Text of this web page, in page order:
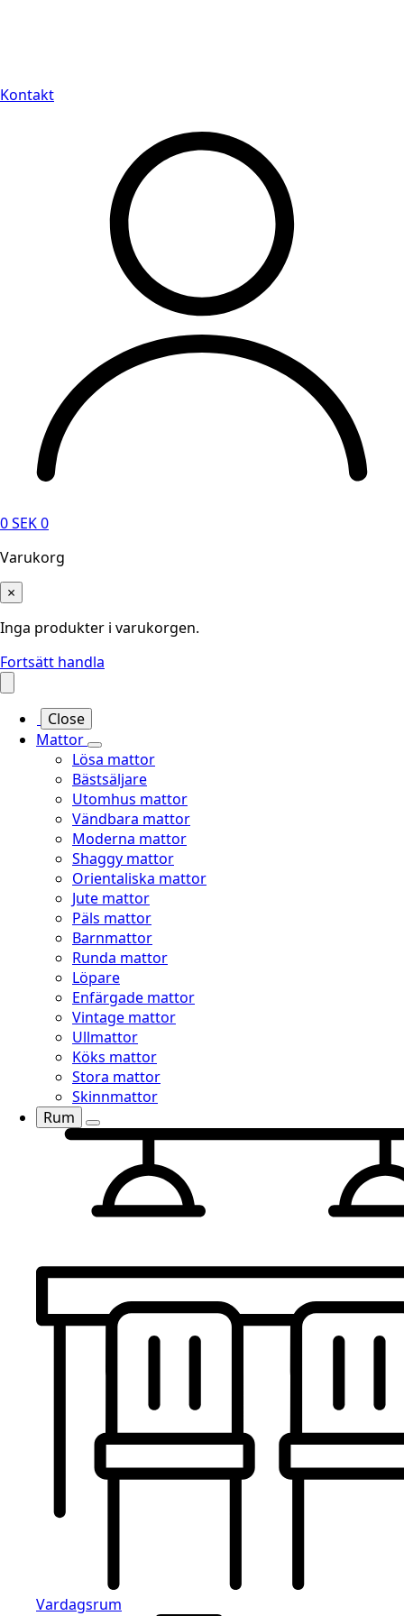
Kontakt
0SEK0
Varukorg
×
Inga produkter i varukorgen.
Fortsätt handla
Close
Mattor
Lösa mattor
Bästsäljare
Utomhus mattor
Vändbara mattor
Moderna mattor
Shaggy mattor
Orientaliska mattor
Jute mattor
Päls mattor
Barnmattor
Runda mattor
Löpare
Enfärgade mattor
Vintage mattor
Ullmattor
Köks mattor
Stora mattor
Skinnmattor
Rum
Vardagsrum